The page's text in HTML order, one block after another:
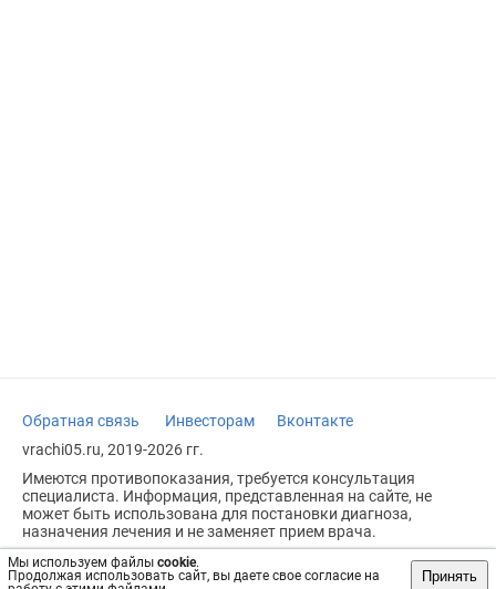
Мы используем файлы cookie.
Продолжая использовать сайт, вы даете свое согласие на
Принять
Обратная связь Инвесторам
Вконтакте
vrachi05.ru, 2019-2026 гг.
Имеются противопоказания, требуется консультация
специалиста. Информация, представленная на сайте, не
может быть использована для постановки диагноза,
назначения лечения и не заменяет прием врача.
Возрастное ограничение: 18+